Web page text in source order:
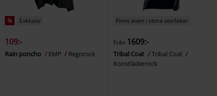
% Exklusiv
109:-
Rain poncho EMP Regnrock
Finns även i stora storlekar
Från 1609:-
Tribal Coat
Tribal Coat
Konstläderrock